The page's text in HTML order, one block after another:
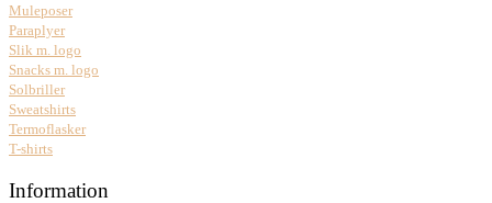
Muleposer
Paraplyer
Slik m. logo
Snacks m. logo
Solbriller
Sweatshirts
Termoflasker
T-shirts
Information